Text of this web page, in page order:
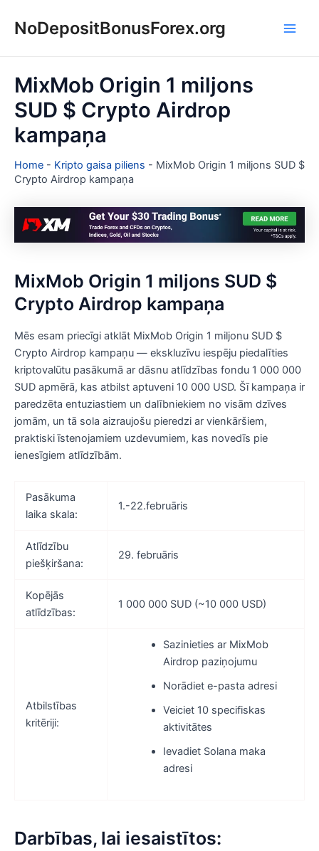
NoDepositBonusForex.org
MixMob Origin 1 miljons
SUD $ Crypto Airdrop
kampaņa
Home - Kripto gaisa piliens - MixMob Origin 1 miljons SUD $
Crypto Airdrop kampaņa
MixMob Origin 1 miljons SUD $
Crypto Airdrop kampaņa
Mēs esam priecīgi atklāt MixMob Origin 1 miljonu SUD $
Crypto Airdrop kampaņu — ekskluzīvu iespēju piedalīties
kriptovalūtu pasākumā ar dāsnu atlīdzības fondu 1 000 000
SUD apmērā, kas atbilst aptuveni 10 000 USD. Šī kampaņa ir
paredzēta entuziastiem un dalībniekiem no visām dzīves
jomām, un tā sola aizraujošu pieredzi ar vienkāršiem,
praktiski īstenojamiem uzdevumiem, kas novedīs pie
ienesīgiem atlīdzībām.
Pasākuma
laika skala:
1.-22.februāris
Atlīdzību
piešķiršana:
29. februāris
Kopējās
atlīdzības:
1 000 000 SUD (~10 000 USD)
Atbilstības
kritēriji:
Sazinieties ar MixMob
Airdrop paziņojumu
Norādiet e-pasta adresi
Veiciet 10 specifiskas
aktivitātes
Ievadiet Solana maka
adresi
Darbības, lai iesaistītos: